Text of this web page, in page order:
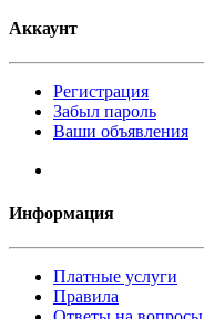
Аккаунт
Регистрация
Забыл пароль
Ваши объявления
Информация
Платные услуги
Правила